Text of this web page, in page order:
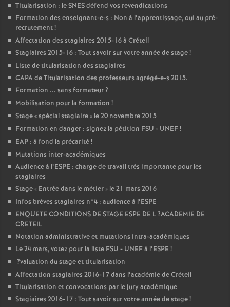
Titularisation : leSNESdéfend vos revendications
Formation des enseignant-e-s : Non à l’apprentissage, oui au pré-
recrutement!
Affectation des stagiaires 2015-16 à Créteil
Stagiaires 2015-16 : Tout savoir sur votre année de stage!
Liste de titularisation des stagiaires
CAPAde Titularisation des professeurs agrégé-e-s 2015.
Formation ... sans formateur?
Mobilisation pour la formation !
Stage «spécial stagiaire» le 20 novembre 2015
Formation en danger : signez la pétition FSU - UNEF!
EAP : à fond la précarité!
Mutations inter-académiques
Audience à l’ESPE : charge de travail très importante pour les
stagiaires
Stage « Entrée dans le métier» le 21 mars 2016
Infos brèves stagiaires n°4 : audience à l’ESPE
ENQUETE CONDITIONS DE STAGE ESPE DE L?ACADEMIE DE
CRETEIL
Notation administrative et mutations intra-académiques
Le 24 mars, votez pour la liste FSU - UNEFà l’ESPE !
?valuation du stage et titularisation
Affectation stagiaires 2016-17 dans l’académie de Créteil
Titularisation et convocations par le jury académique
Stagiaires 2016-17 : Tout savoir sur votre année de stage!